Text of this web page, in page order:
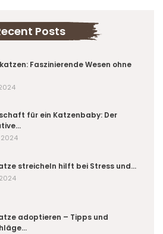
Posts
Faszinierende Wesen ohne
für ein Katzenbaby: Der
2024
streicheln hilft bei Stress und…
adoptieren – Tipps und